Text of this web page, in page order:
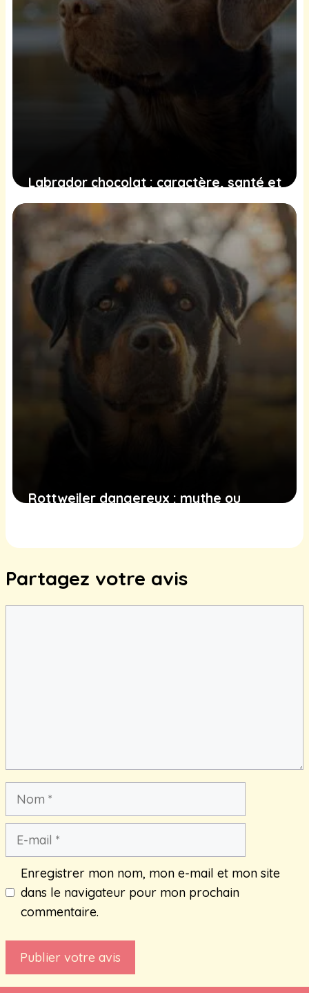
Labrador chocolat : caractère, santé et
éducation
Rottweiler dangereux : mythe ou
Partagez votre avis
Nom
Enregistrer mon nom, mon e-mail et mon site
dans le navigateur pour mon prochain
commentaire.